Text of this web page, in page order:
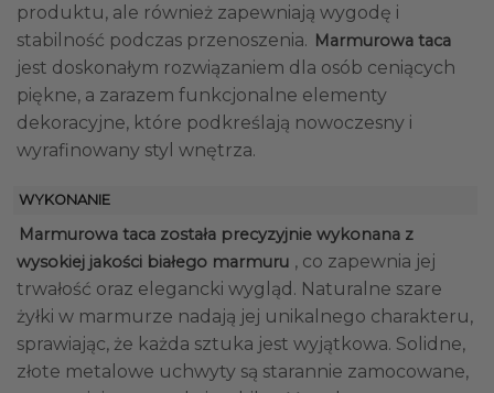
produktu, ale również zapewniają wygodę i
stabilność podczas przenoszenia. Marmurowa taca
jest doskonałym rozwiązaniem dla osób ceniących
piękne, a zarazem funkcjonalne elementy
dekoracyjne, które podkreślają nowoczesny i
wyrafinowany styl wnętrza.
WYKONANIE
Marmurowa taca została precyzyjnie wykonana z
wysokiej jakości białego marmuru , co zapewnia jej
trwałość oraz elegancki wygląd. Naturalne szare
żyłki w marmurze nadają jej unikalnego charakteru,
sprawiając, że każda sztuka jest wyjątkowa. Solidne,
złote metalowe uchwyty są starannie zamocowane,